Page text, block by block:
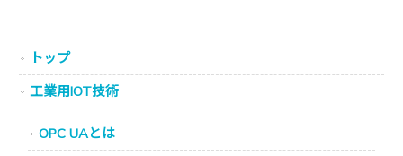
トップ
工業用IOT技術
OPC UAとは